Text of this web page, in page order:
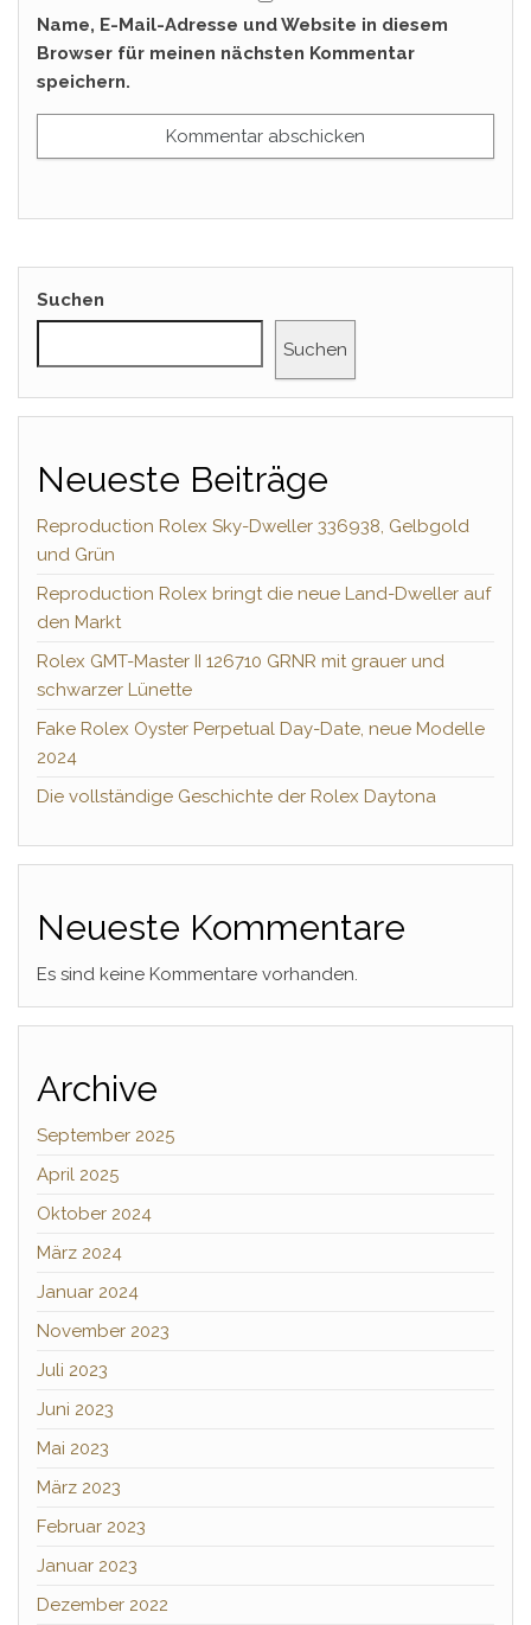
Name, E-Mail-Adresse und Website in diesem
Browser für meinen nächsten Kommentar
speichern.
Suchen
Suchen
Neueste Beiträge
Reproduction Rolex Sky-Dweller 336938, Gelbgold
und Grün
Reproduction Rolex bringt die neue Land-Dweller auf
den Markt
Rolex GMT-Master II 126710 GRNR mit grauer und
schwarzer Lünette
Fake Rolex Oyster Perpetual Day-Date, neue Modelle
2024
Die vollständige Geschichte der Rolex Daytona
Neueste Kommentare
Es sind keine Kommentare vorhanden.
Archive
September 2025
April 2025
Oktober 2024
März 2024
Januar 2024
November 2023
Juli 2023
Juni 2023
Mai 2023
März 2023
Februar 2023
Januar 2023
Dezember 2022